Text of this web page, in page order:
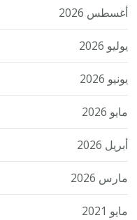
أغسطس 2026
يوليو 2026
يونيو 2026
مايو 2026
أبريل 2026
مارس 2026
مايو 2021